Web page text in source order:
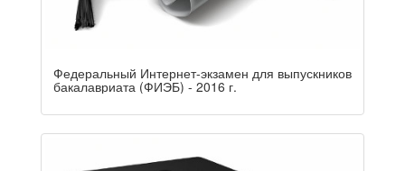
Федеральный Интернет-экзамен для выпускников
бакалавриата (ФИЭБ) - 2016 г.